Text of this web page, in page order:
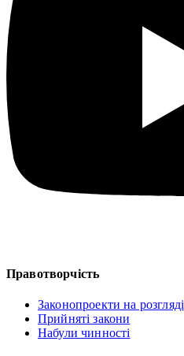
Правотворчість
Законопроекти на розгляді
Прийняті закони
Набули чинності